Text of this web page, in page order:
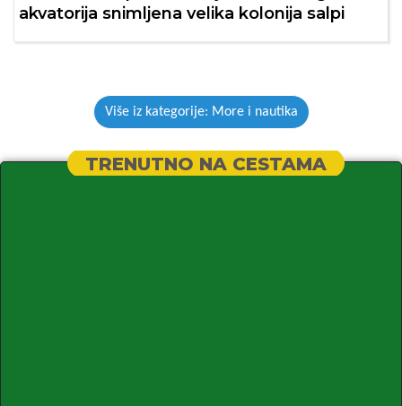
akvatorija snimljena velika kolonija salpi
Više iz kategorije: More i nautika
TRENUTNO NA CESTAMA